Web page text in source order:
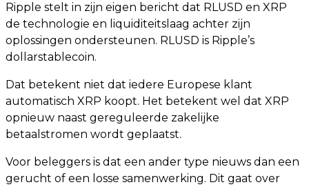
Ripple stelt in zijn eigen bericht dat RLUSD en XRP
de technologie en liquiditeitslaag achter zijn
oplossingen ondersteunen. RLUSD is Ripple’s
dollarstablecoin.
Dat betekent niet dat iedere Europese klant
automatisch XRP koopt. Het betekent wel dat XRP
opnieuw naast gereguleerde zakelijke
betaalstromen wordt geplaatst.
Voor beleggers is dat een ander type nieuws dan een
gerucht of een losse samenwerking. Dit gaat over